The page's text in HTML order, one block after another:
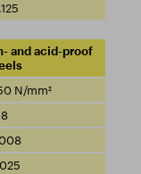
and acid-proof
N/mm²
8